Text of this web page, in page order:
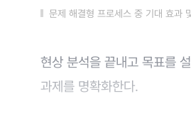
문제 해결형 프로세스 중 기대 효과
현상 분석을 끝내고 목표를
과제를 명확화한다.